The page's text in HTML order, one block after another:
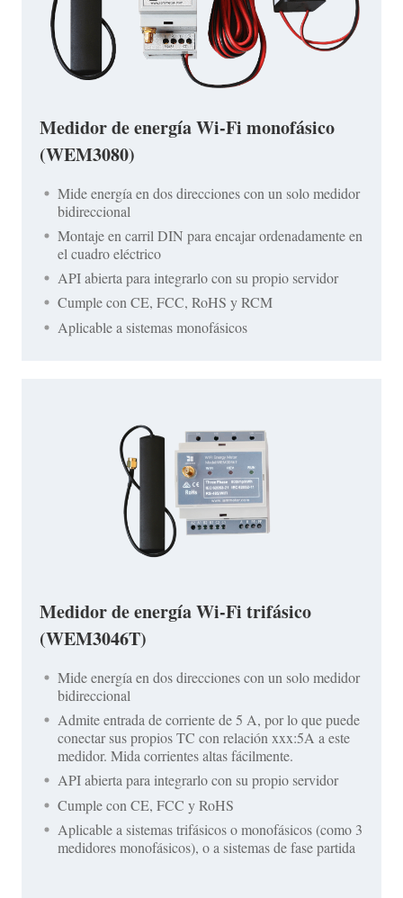
Medidor de energía Wi-Fi monofásico
(WEM3080)
Mide energía en dos direcciones con un solo medidor
bidireccional
Montaje en carril DIN para encajar ordenadamente en
el cuadro eléctrico
API abierta para integrarlo con su propio servidor
Cumple con CE, FCC, RoHS y RCM
Aplicable a sistemas monofásicos
Medidor de energía Wi-Fi trifásico
(WEM3046T)
Mide energía en dos direcciones con un solo medidor
bidireccional
Admite entrada de corriente de 5 A, por lo que puede
conectar sus propios TC con relación xxx:5A a este
medidor. Mida corrientes altas fácilmente.
API abierta para integrarlo con su propio servidor
Cumple con CE, FCC y RoHS
Aplicable a sistemas trifásicos o monofásicos (como 3
medidores monofásicos), o a sistemas de fase partida